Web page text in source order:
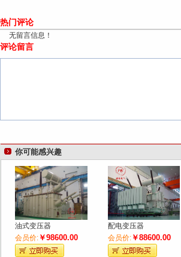
热门评论
无留言信息！
评论留言
你可能感兴趣
油式变压器
会员价:￥98600.00
配电变压器
会员价:￥88600.00